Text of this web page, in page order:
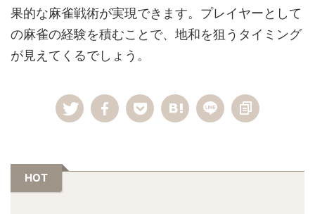
果的な麻雀戦術が実現できます。プレイヤーとして
の麻雀の経験を積むことで、地和を狙うタイミング
が見えてくるでしょう。
HOT